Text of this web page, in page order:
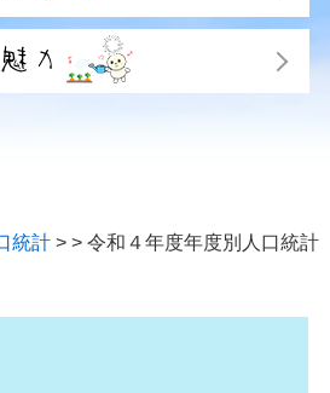
統計 > > 令和４年度年度別人口統計